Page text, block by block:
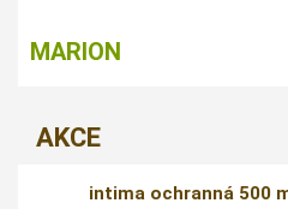
MARION
AKCE
intima ochranná 500